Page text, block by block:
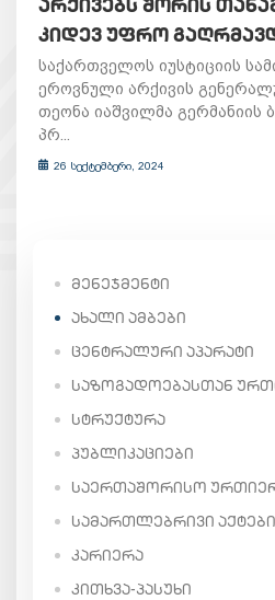
ᲙᲘᲓᲔᲕ ᲣᲤᲠᲝ
საქართველოს იუსტიციის
ეროვნული არქივის
თეონა იაშვილმა გერმანიის
პრ...
26 სექტემბერი, 2024
ᲛᲔᲜᲔᲯᲛᲔᲜᲢᲘ
ᲐᲮᲐᲚᲘ ᲐᲛᲑᲔᲑᲘ
ᲪᲔᲜᲢᲠᲐᲚᲣᲠᲘ ᲐᲞᲐᲠᲐᲢᲘ
ᲡᲐᲖᲝᲒᲐᲓᲝᲔᲑᲐᲡᲗᲐᲜ
ᲡᲢᲠᲣᲥᲢᲣᲠᲐ
ᲞᲣᲑᲚᲘᲙᲐᲪᲘᲔᲑᲘ
ᲡᲐᲔᲠᲗᲐᲨᲝᲠᲘᲡᲝ
ᲡᲐᲛᲐᲠᲗᲚᲔᲑᲠᲘᲕᲘ ᲐᲥᲢᲔᲑᲘ
ᲙᲐᲠᲘᲔᲠᲐ
ᲙᲘᲗᲮᲕᲐ-ᲞᲐᲡᲣᲮᲘ